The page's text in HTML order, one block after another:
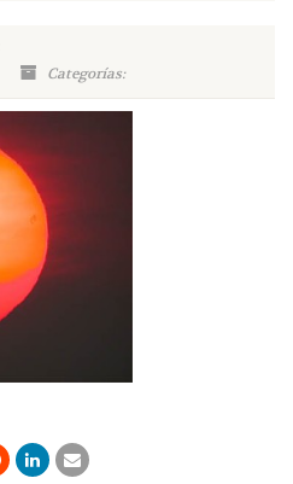
Categorías: